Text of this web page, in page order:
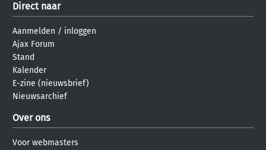
Direct naar
Aanmelden / inloggen
Ajax Forum
Stand
Kalender
E-zine (nieuwsbrief)
Nieuwsarchief
Over ons
Voor webmasters